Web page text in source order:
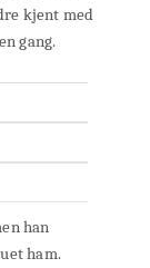
kjent med
gang.
han
ham.